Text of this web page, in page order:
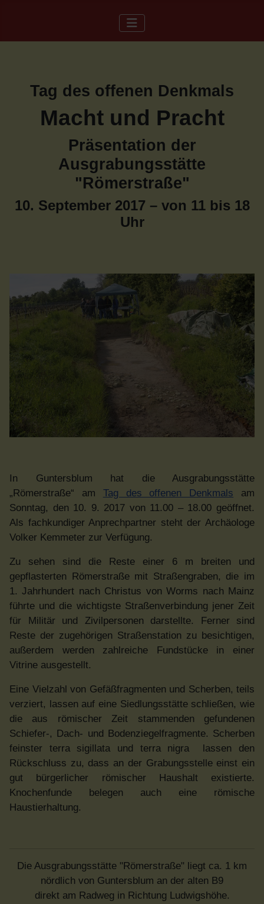
Tag des offenen Denkmals
Macht und Pracht
Präsentation der
Ausgrabungsstätte
"Römerstraße"
10. September 2017 – von 11 bis 18
Uhr
In Guntersblum hat die Ausgrabungsstätte
„Römerstraße“ am Tag des offenen Denkmals am
Sonntag, den 10. 9. 2017 von 11.00 – 18.00 geöffnet.
Als fachkundiger Anprechpartner steht der Archäologe
Volker Kemmeter zur Verfügung.
Zu sehen sind die Reste einer 6 m breiten und
gepflasterten Römerstraße mit Straßengraben, die im
1. Jahrhundert nach Christus von Worms nach Mainz
führte und die wichtigste Straßenverbindung jener Zeit
für Militär und Zivilpersonen darstellte. Ferner sind
Reste der zugehörigen Straßenstation zu besichtigen,
außerdem werden zahlreiche Fundstücke in einer
Vitrine ausgestellt.
Eine Vielzahl von Gefäßfragmenten und Scherben, teils
verziert, lassen auf eine Siedlungsstätte schließen, wie
die aus römischer Zeit stammenden gefundenen
Schiefer-, Dach- und Bodenziegelfragmente. Scherben
feinster terra sigillata und terra nigra lassen den
Rückschluss zu, dass an der Grabungsstelle einst ein
gut bürgerlicher römischer Haushalt existierte.
Knochenfunde belegen auch eine römische
Haustierhaltung.
Die Ausgrabungsstätte "Römerstraße" liegt ca. 1 km
nördlich von Guntersblum an der alten B9
direkt am Radweg in Richtung Ludwigshöhe.